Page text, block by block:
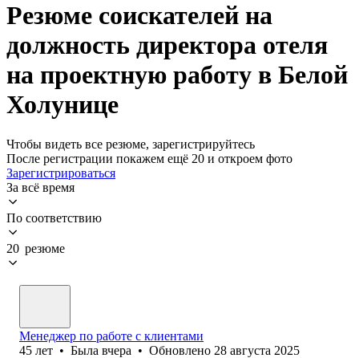
Резюме соискателей на
должность директора отеля
на проектную работу в Белой
Холунице
Чтобы видеть все резюме, зарегистрируйтесь
После регистрации покажем ещё 20 и откроем фото
Зарегистрироваться
За всё время
По соответствию
20 резюме
Менеджер по работе с клиентами
45 лет • Была вчера • Обновлено 28 августа 2025